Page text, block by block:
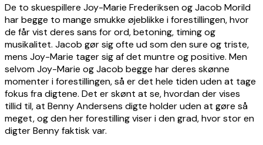
De to skuespillere Joy-Marie Frederiksen og Jacob Morild
har begge to mange smukke øjeblikke i forestillingen, hvor
de får vist deres sans for ord, betoning, timing og
musikalitet. Jacob gør sig ofte ud som den sure og triste,
mens Joy-Marie tager sig af det muntre og positive. Men
selvom Joy-Marie og Jacob begge har deres skønne
momenter i forestillingen, så er det hele tiden uden at tage
fokus fra digtene. Det er skønt at se, hvordan der vises
tillid til, at Benny Andersens digte holder uden at gøre så
meget, og den her forestilling viser i den grad, hvor stor en
digter Benny faktisk var.